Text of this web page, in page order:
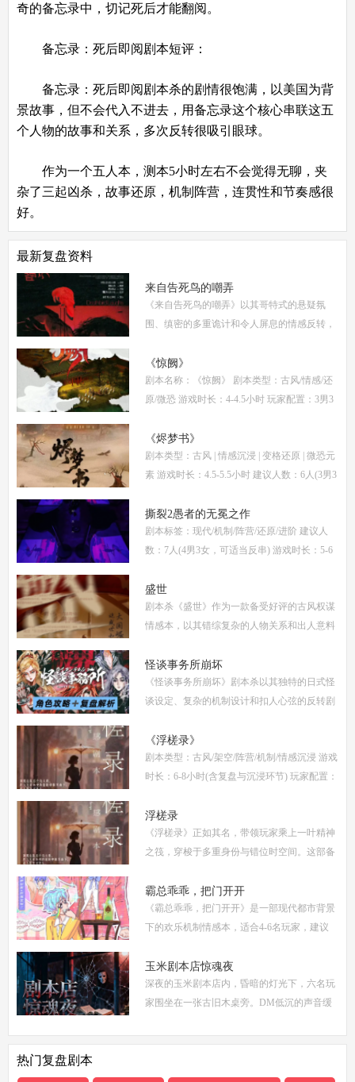
奇的备忘录中，切记死后才能翻阅。
备忘录：死后即阅剧本短评：
备忘录：死后即阅剧本杀的剧情很饱满，以美国为背
景故事，但不会代入不进去，用备忘录这个核心串联这五
个人物的故事和关系，多次反转很吸引眼球。
作为一个五人本，测本5小时左右不会觉得无聊，夹
杂了三起凶杀，故事还原，机制阵营，连贯性和节奏感很
好。
最新复盘资料
来自告死鸟的嘲弄
《来自告死鸟的嘲弄》以其哥特式的悬疑氛
围、缜密的多重诡计和令人屏息的情感反转，
南将从线索流程梳理、角色任务解析、核心诡
计拆
《惊阙》
剧本名称：《惊阙》 剧本类型：古风/情感/还
原/微恐 游戏时长：4-4.5小时 玩家配置：3男3
体验测评内容，复盘答案仅需2步： (1)关注微
信公
《烬梦书》
剧本类型：古风 | 情感沉浸 | 变格还原 | 微恐元
素 游戏时长：4.5-5.5小时 建议人数：6人(3男3
风故事、情感细腻、偏好剧情还原的玩家 《烬
梦
撕裂2愚者的无冕之作
剧本标签：现代/机制/阵营/还原/进阶 建议人
数：7人(4男3女，可适当反串) 游戏时长：5-6
《撕裂2愚者的无冕之作》玩家点评关键词：
机制
盛世
剧本杀《盛世》作为一款备受好评的古风权谋
情感本，以其错综复杂的人物关系和出人意料
供全面的复盘解析，包括角色攻略、关键线索
解
怪谈事务所崩坏
《怪谈事务所崩坏》剧本杀以其独特的日式怪
谈设定、复杂的机制设计和扣人心弦的反转剧
复盘、体验测评、新本攻略、类型时间和玩家
点
《浮槎录》
剧本类型：古风/架空/阵营/机制/情感沉浸 游戏
时长：6-8小时(含复盘与沉浸环节) 玩家配置：
别选择以增强代入感) 适合玩家：适合喜爱深
度
浮槎录
《浮槎录》正如其名，带领玩家乘上一叶精神
之筏，穿梭于多重身份与错位时空间。这部备
精密的机制设计和深刻的人性探讨，在剧本杀
圈
霸总乖乖，把门开开
《霸总乖乖，把门开开》是一部现代都市背景
下的欢乐机制情感本，适合4-6名玩家，建议
争、家族恩怨与情感纠葛，以轻松幽默的笔触
描绘了一
玉米剧本店惊魂夜
深夜的玉米剧本店内，昏暗的灯光下，六名玩
家围坐在一张古旧木桌旁。DM低沉的声音缓
热门复盘剧本